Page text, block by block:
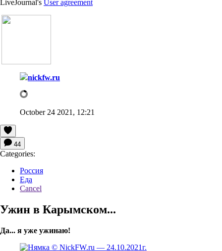
LiveJournal's User agreement
nickfw.ru
October 24 2021, 12:21
44
Categories:
Россия
Еда
Cancel
Ужин в Карымском...
Да... я уже ужинаю!